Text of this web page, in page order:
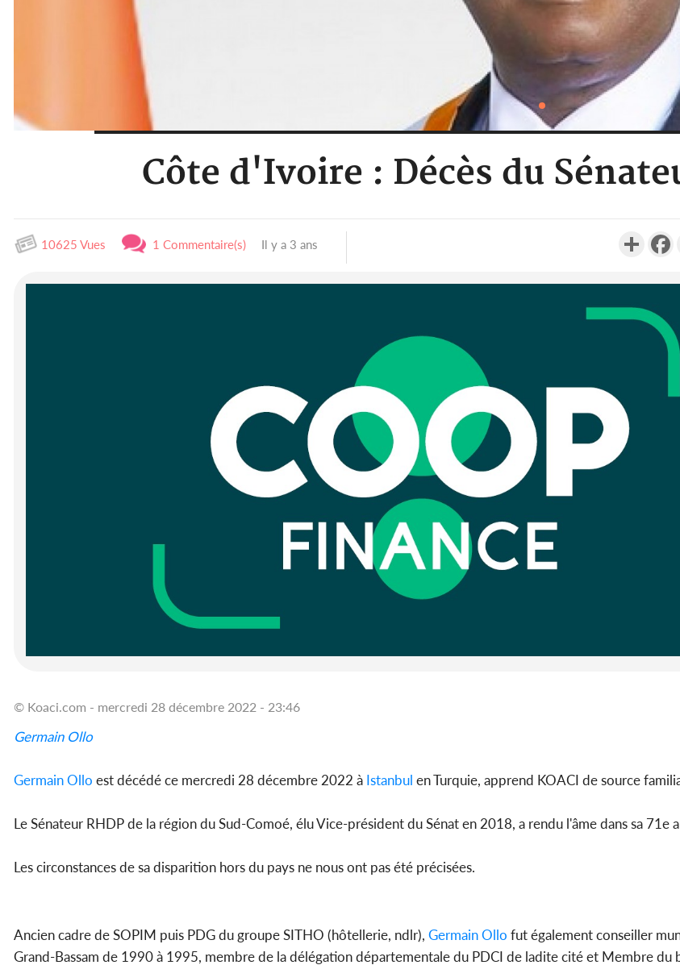
Côte d'Ivoire : Décès du
10625 Vues 1 Commentaire(s) Il y a 3 ans
© Koaci.com - mercredi 28 décembre 2022 - 23:46
Germain Ollo
Germain Ollo est décédé ce mercredi 28 décembre 2022 à Istanbul en Turquie, apprend KOACI de source
Le Sénateur RHDP de la région du Sud-Comoé, élu Vice-président du Sénat en 2018, a rendu l'âme dans sa 71e
Les circonstances de sa disparition hors du pays ne nous ont pas été précisées.
Ancien cadre de SOPIM puis PDG du groupe SITHO (hôtellerie, ndlr), Germain Ollo fut également conseiller
Grand-Bassam de 1990 à 1995, membre de la délégation départementale du PDCI de ladite cité et Membre du